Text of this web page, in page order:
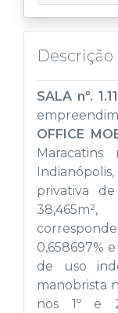
SALA nº.
OFFICE
Maracatins
privativa
0,658697%
de uso
manobrista
nos 1º e